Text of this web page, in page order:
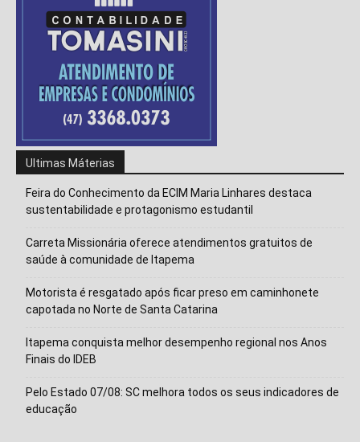
Ultimas Máterias
Feira do Conhecimento da ECIM Maria Linhares destaca
sustentabilidade e protagonismo estudantil
Carreta Missionária oferece atendimentos gratuitos de
saúde à comunidade de Itapema
Motorista é resgatado após ficar preso em caminhonete
capotada no Norte de Santa Catarina
Itapema conquista melhor desempenho regional nos Anos
Finais do IDEB
Pelo Estado 07/08: SC melhora todos os seus indicadores de
educação
Isso vai fechar em14segundos